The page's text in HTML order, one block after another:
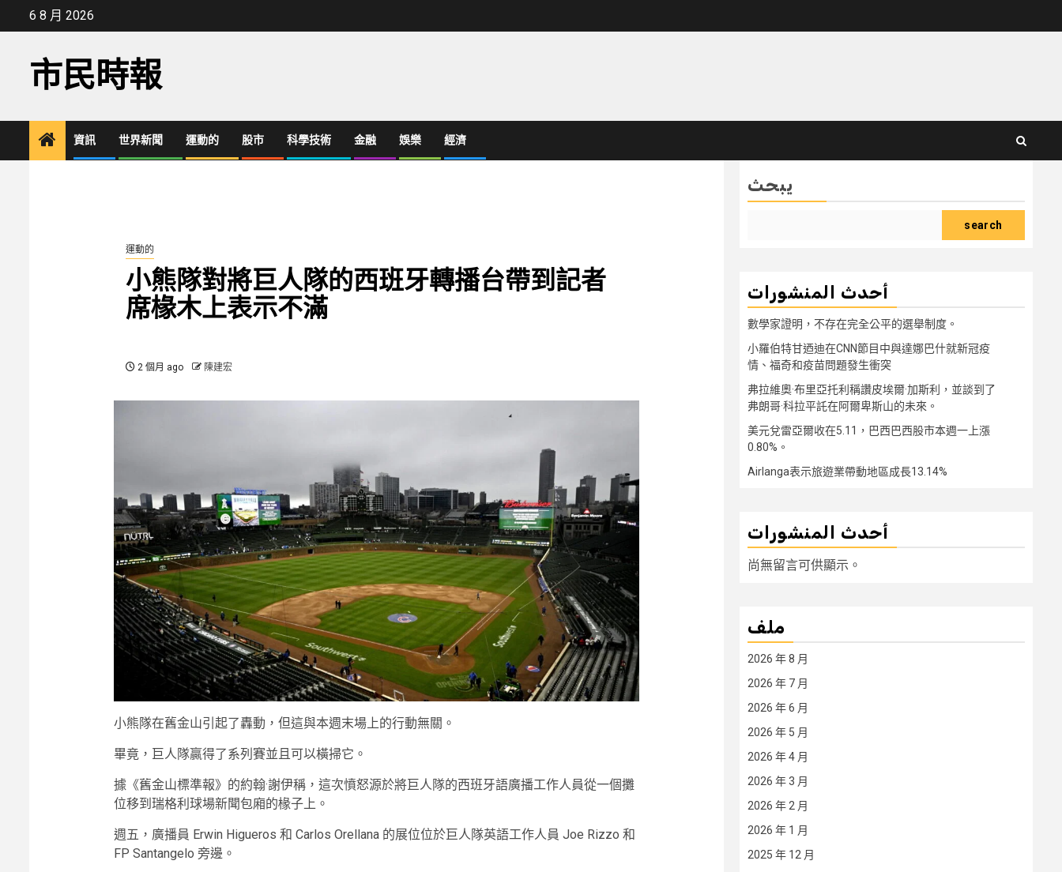
6 8 月 2026
市民時報
資訊 世界新聞 運動的 股市 科學技術 金融 娛樂 經濟
運動的
小熊隊對將巨人隊的西班牙轉播台帶到記者
席椽木上表示不滿
2 個月 ago 陳建宏
小熊隊在舊金山引起了轟動，但這與本週末場上的行動無關。
畢竟，巨人隊贏得了系列賽並且可以橫掃它。
據《舊金山標準報》的約翰·謝伊稱，這次憤怒源於將巨人隊的西班牙語廣播工作人員從一個攤
位移到瑞格利球場新聞包廂的椽子上。
週五，廣播員 Erwin Higueros 和 Carlos Orellana 的展位位於巨人隊英語工作人員 Joe Rizzo 和
FP Santangelo 旁邊。
يبحث
search
أحدث المنشورات
數學家證明，不存在完全公平的選舉制度。
小羅伯特甘迺迪在CNN節目中與達娜巴什就新冠疫
情、福奇和疫苗問題發生衝突
弗拉維奧·布里亞托利稱讚皮埃爾·加斯利，並談到了
弗朗哥·科拉平託在阿爾卑斯山的未來。
美元兌雷亞爾收在5.11，巴西巴西股市本週一上漲
0.80%。
Airlanga表示旅遊業帶動地區成長13.14%
أحدث المنشورات
尚無留言可供顯示。
ملف
2026 年 8 月
2026 年 7 月
2026 年 6 月
2026 年 5 月
2026 年 4 月
2026 年 3 月
2026 年 2 月
2026 年 1 月
2025 年 12 月